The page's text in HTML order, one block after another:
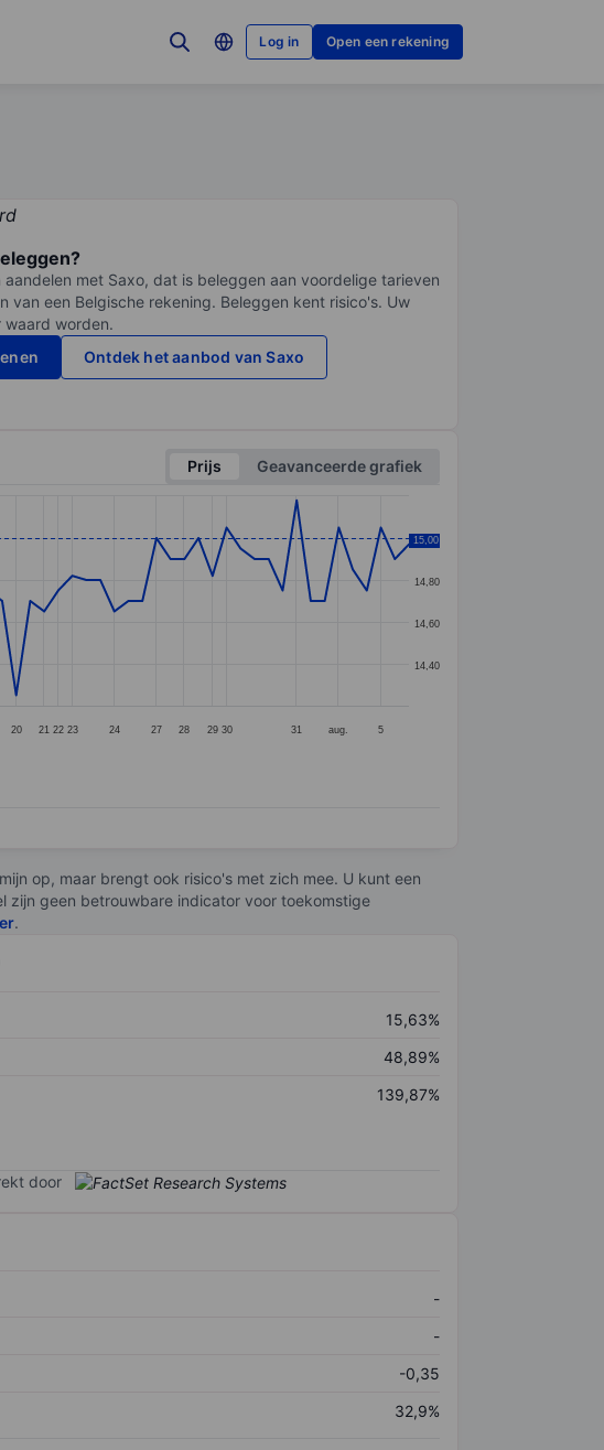
Log in Open een rekening
aandelen met Saxo, dat is beleggen aan voordelige tarieven
van een Belgische rekening. Beleggen kent risico's. Uw
waard worden.
Ontdek het aanbod van Saxo
Prijs
Geavanceerde grafiek
20 21 22 23 24 27 28 29 30 31 aug. 5
14,40
14,60
14,80
15,00
15,00
op, maar brengt ook risico's met zich mee. U kunt een
zijn geen betrouwbare indicator voor toekomstige
.
15,63%
48,89%
139,87%
door
-
-
-0,35
32,9%